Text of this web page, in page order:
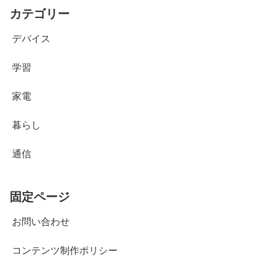
カテゴリー
デバイス
学習
家電
暮らし
通信
固定ページ
お問い合わせ
コンテンツ制作ポリシー